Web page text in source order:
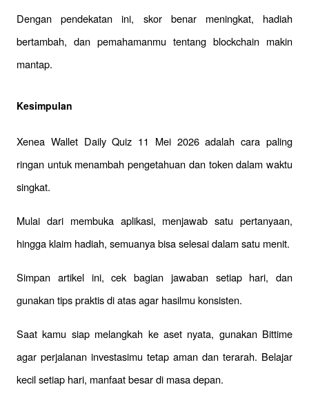
Dengan pendekatan ini, skor benar meningkat, hadiah
bertambah, dan pemahamanmu tentang blockchain makin
mantap.
Kesimpulan
Xenea Wallet Daily Quiz 11 Mei 2026 adalah cara paling
ringan untuk menambah pengetahuan dan token dalam waktu
singkat.
Mulai dari membuka aplikasi, menjawab satu pertanyaan,
hingga klaim hadiah, semuanya bisa selesai dalam satu menit.
Simpan artikel ini, cek bagian jawaban setiap hari, dan
gunakan tips praktis di atas agar hasilmu konsisten.
Saat kamu siap melangkah ke aset nyata, gunakan Bittime
agar perjalanan investasimu tetap aman dan terarah. Belajar
kecil setiap hari, manfaat besar di masa depan.